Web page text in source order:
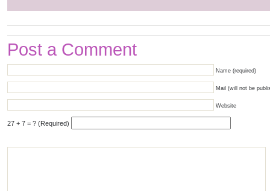
Post a Comment
Name (required)
Mail (will not be
Website
27 + 7 = ? (Required)